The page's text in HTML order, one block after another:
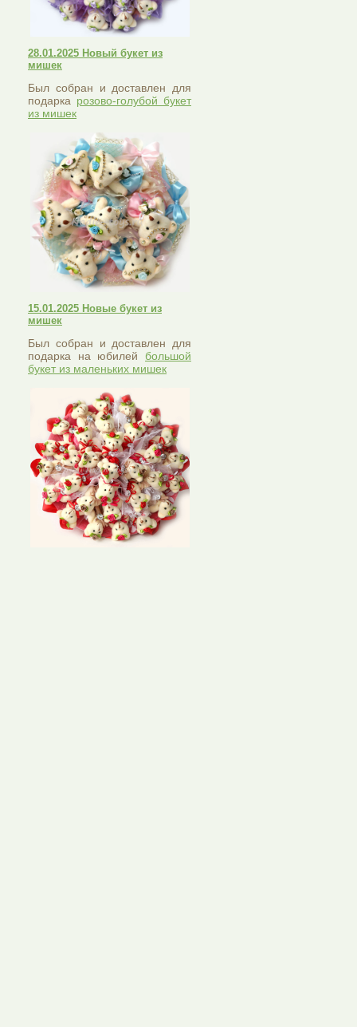
28.01.2025 Новый букет из
мишек
Был собран и доставлен для
подарка розово-голубой букет
из мишек
15.01.2025 Новые букет из
мишек
Был собран и доставлен для
подарка на юбилей большой
букет из маленьких мишек